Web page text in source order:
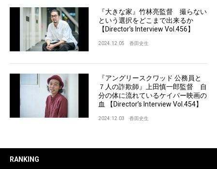
『大きな家』竹林亮監督 撮らない
という選択をどこまで出来るか
【Director’s Interview Vol.456】
2024.12.05 香田史生
『アングリースクワッド 公務員と
７人の詐欺師』上田慎一郎監督 自
分の体に流れているケイパー映画の
血 【Director’s Interview Vol.454】
2024.12.03 香田史生
RANKING